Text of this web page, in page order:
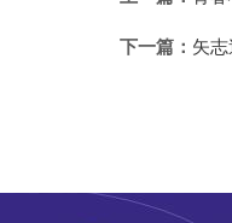
下一篇： 矢